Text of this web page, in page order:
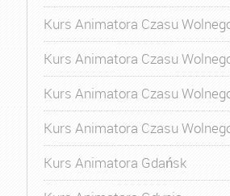
Kurs Animatora Czasu
Kurs Animatora Czasu
Kurs Animatora Czasu
Kurs Animatora Czasu
Kurs Animatora Gdańsk